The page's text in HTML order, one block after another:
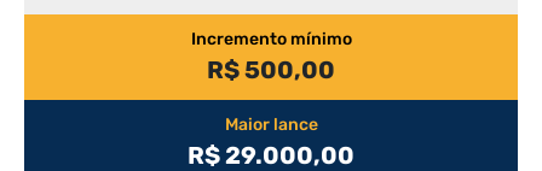
Incremento mínimo
R$ 500,00
Maior lance
R$ 29.000,00